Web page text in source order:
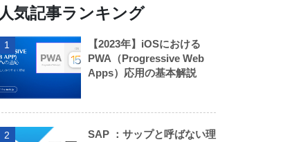
人気記事ランキング
1
【2023年】iOSにおける
PWA（Progressive Web
Apps）応用の基本解説
2
SAP ：サップと呼ばない理